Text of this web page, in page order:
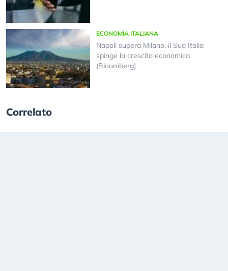
ECONOMIA ITALIANA
Napoli supera Milano, il Sud Italia
spinge la crescita economica
(Bloomberg)
Correlato